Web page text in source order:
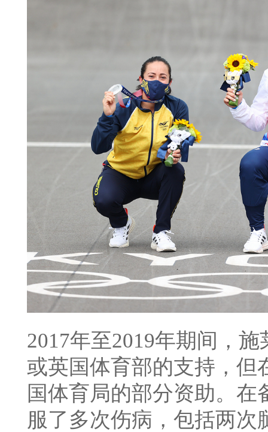
2017年至2019年期间，
或英国体育部的支持，但
国体育局的部分资助。
服了多次伤病，包括两次